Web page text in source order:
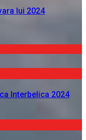
lui 2024
Interbelica 2024